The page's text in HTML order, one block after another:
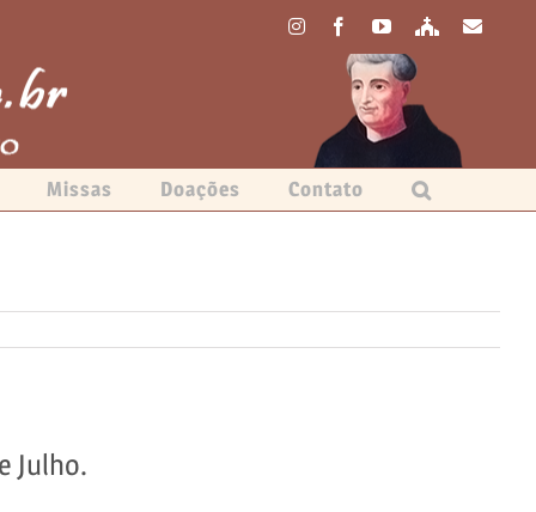
InstagramFacebookYouTubeMosteiroEmail
Missas Doações Contato
Julho.